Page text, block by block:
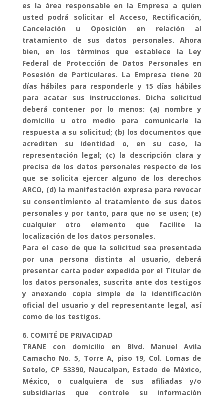
es la área responsable en la Empresa a quien
usted podrá solicitar el Acceso, Rectificación,
Cancelación u Oposición en relación al
tratamiento de sus datos personales. Ahora
bien, en los términos que establece la Ley
Federal de Protección de Datos Personales en
Posesión de Particulares. La Empresa tiene 20
días hábiles para responderle y 15 días hábiles
para acatar sus instrucciones. Dicha solicitud
deberá contener por lo menos: (a) nombre y
domicilio u otro medio para comunicarle la
respuesta a su solicitud; (b) los documentos que
acrediten su identidad o, en su caso, la
representación legal; (c) la descripción clara y
precisa de los datos personales respecto de los
que se solicita ejercer alguno de los derechos
ARCO, (d) la manifestación expresa para revocar
su consentimiento al tratamiento de sus datos
personales y por tanto, para que no se usen; (e)
cualquier otro elemento que facilite la
localización de los datos personales.
Para el caso de que la solicitud sea presentada
por una persona distinta al usuario, deberá
presentar carta poder expedida por el Titular de
los datos personales, suscrita ante dos testigos
y anexando copia simple de la identificación
oficial del usuario y del representante legal, así
como de los testigos.
6. COMITÉ DE PRIVACIDAD
TRANE con domicilio en Blvd. Manuel Avila
Camacho No. 5, Torre A, piso 19, Col. Lomas de
Sotelo, CP 53390, Naucalpan, Estado de México,
México, o cualquiera de sus afiliadas y/o
subsidiarias que controle su información